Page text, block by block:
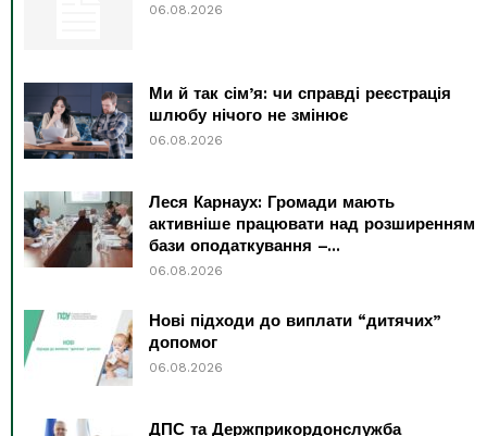
06.08.2026
Ми й так сім’я: чи справді реєстрація
шлюбу нічого не змінює
06.08.2026
Леся Карнаух: Громади мають
активніше працювати над розширенням
бази оподаткування –...
06.08.2026
Нові підходи до виплати “дитячих”
допомог
06.08.2026
ДПС та Держприкордонслужба